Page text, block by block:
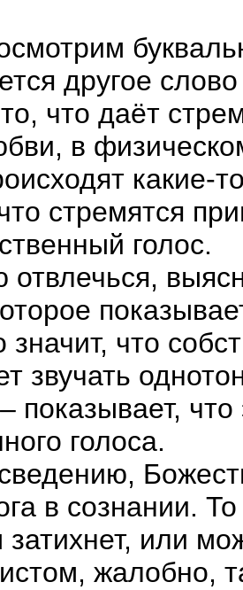
другое слово
что даёт
в
какие-
стремятся
голос.
отвлечься,
значит, что
звучать
показывает,
голоса.
в сознании. То
или
жалобно,